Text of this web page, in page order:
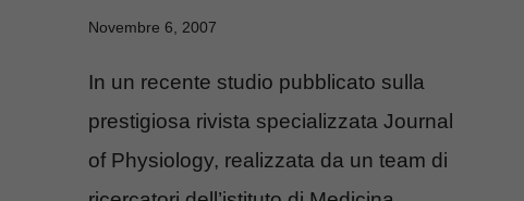
Novembre 6, 2007
In un recente studio pubblicato sulla
prestigiosa rivista specializzata Journal
of Physiology, realizzata da un team di